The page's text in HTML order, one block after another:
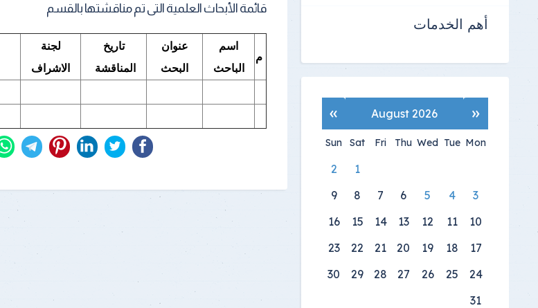
قائمة الأبحاث العلمية التى تم مناقشتها بالقسم
م
اسم
الباحث
عنوان
البحث
تاريخ
المناقشة
لجنة
الاشراف
أهم الخدمات
«
August 2026
»
Mon
Tue
Wed
Thu
Fri
Sat
Sun
1
2
3
4
5
6
7
8
9
10
11
12
13
14
15
16
17
18
19
20
21
22
23
24
25
26
27
28
29
30
31